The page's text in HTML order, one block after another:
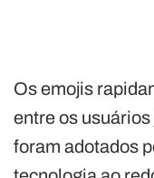
Os emojis
entre os
foram adotados